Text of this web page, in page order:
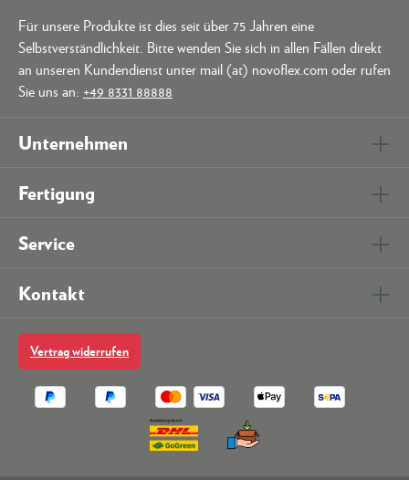
Für unsere Produkte ist dies seit über 75 Jahren eine
Selbstverständlichkeit. Bitte wenden Sie sich in allen Fällen direkt
an unseren Kundendienst unter mail (at) novoflex.com oder rufen
Sie uns an: +49 8331 88888
Unternehmen
Fertigung
Service
Kontakt
Vertrag widerrufen